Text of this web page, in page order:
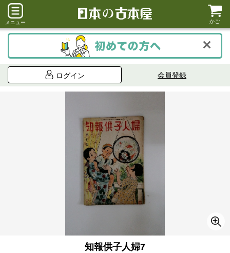
メニュー かご
ログイン 会員登録
知報供子人婦7